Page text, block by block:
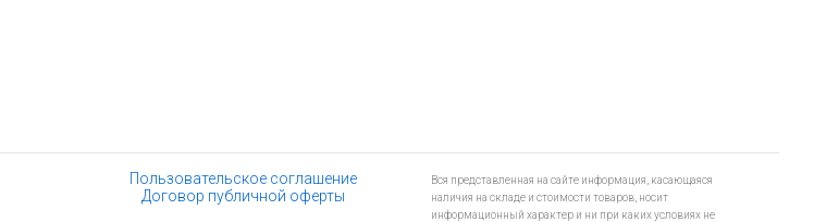
Пользовательское соглашение
Договор публичной оферты
Вся представленная на сайте информация, касающаяся
наличия на складе и стоимости товаров, носит
информационный характер и ни при каких условиях не